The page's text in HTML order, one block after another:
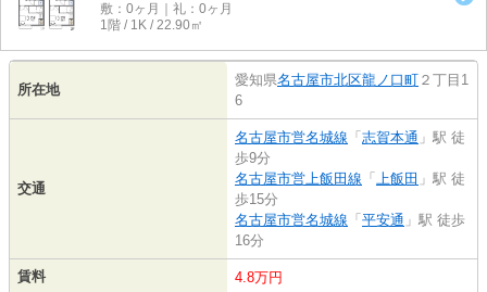
敷：0ヶ月｜礼：0ヶ月
1階 / 1K / 22.90㎡
所在地
愛知県名古屋市北区龍ノ口町 ２丁目1
6
交通
名古屋市営名城線 「 志賀本通 」駅 徒
歩9分
名古屋市営上飯田線 「 上飯田 」駅 徒
歩15分
名古屋市営名城線 「 平安通 」駅 徒歩
16分
賃料 4.8万円